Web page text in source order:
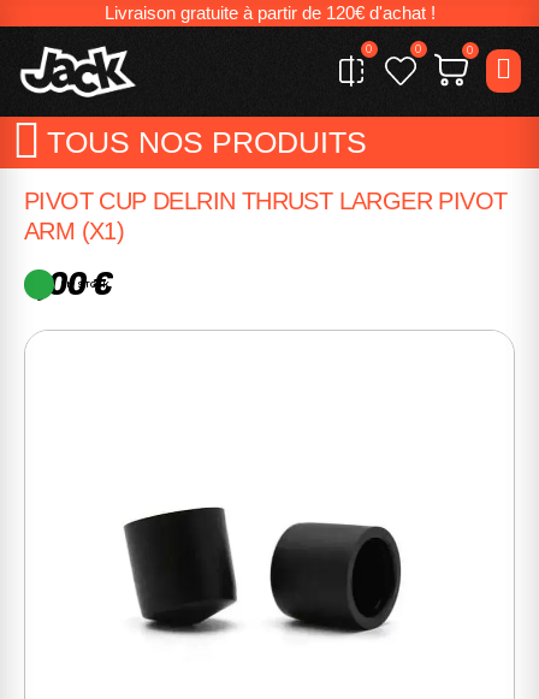
Livraison gratuite à partir de 120€ d'achat !
0 0 0
TOUS NOS PRODUITS
PIVOT CUP DELRIN THRUST LARGER PIVOT
ARM (X1)
1,00 €
EN STOCK